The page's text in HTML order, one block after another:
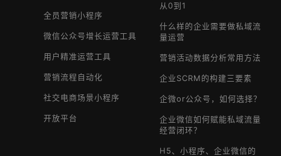
全员营销小程序
微信公众号增长运营工具
用户精准运营工具
营销流程自动化
社交电商场景小程序
开放平台
从0到1
什么样的企业需要做私域流
量运营
营销活动数据分析常用方法
企业SCRM的构建三要素
企微or公众号，如何选择？
企业微信如何赋能私域流量
经营闭环？
H5、小程序、企业微信的